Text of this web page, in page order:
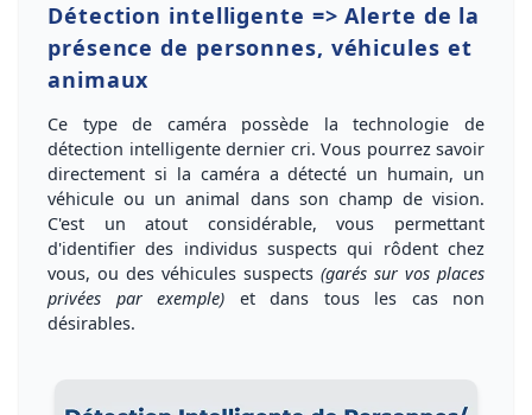
Détection intelligente => Alerte de la
présence de personnes, véhicules et
animaux
Ce type de caméra possède la technologie de
détection intelligentedernier cri. Vous pourrez savoir
directement si la caméra a détecté un humain, un
véhicule ou un animal dans son champ de vision.
C'est unatout considérable, vous permettant
d'identifier des individus suspects qui rôdent chez
vous, ou des véhicules suspects (garés sur vos places
privées par exemple) et dans tous les cas non
désirables.